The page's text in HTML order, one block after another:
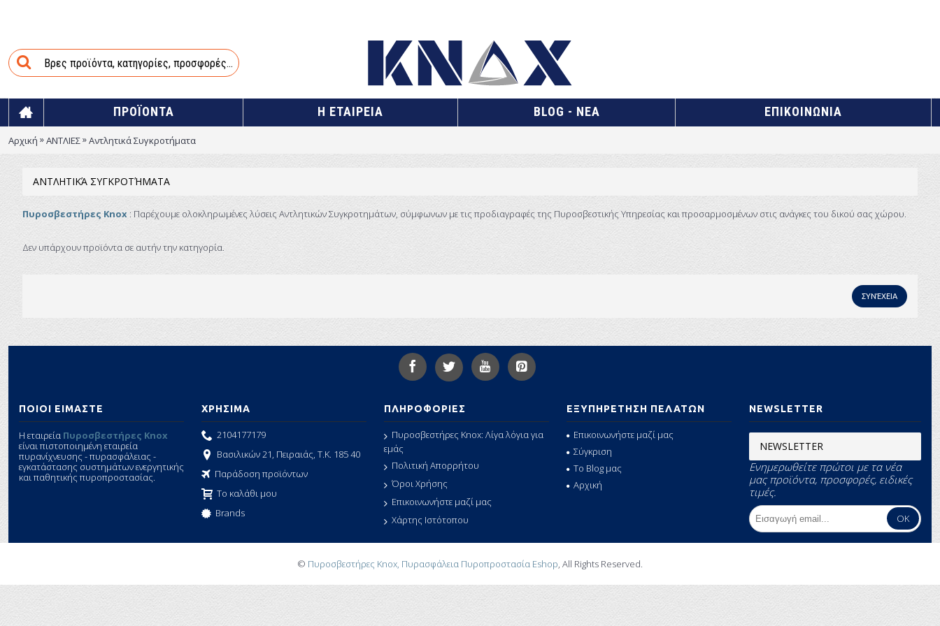
ΠΡΟΪΟΝΤΑ Η ΕΤΑΙΡΕΙΑ BLOG - ΝΕΑ ΕΠΙΚΟΙΝΩΝΙΑ
Αρχική »ΑΝΤΛΙΕΣ»Αντλητικά Συγκροτήματα
ΑΝΤΛΗΤΙΚΆ ΣΥΓΚΡΟΤΉΜΑΤΑ
Πυροσβεστήρες Knox : Παρέχουμε ολοκληρωμένες λύσεις Αντλητικών Συγκροτημάτων, σύμφωνων με τις προδιαγραφές της Πυροσβεστικής Υπηρεσίας και προσαρμοσμένων στις ανάγκες του δικού σας χώρου.
Δεν υπάρχουν προϊόντα σε αυτήν την κατηγορία.
ΣΥΝΈΧΕΙΑ
ΠΟΙΟΙ ΕΙΜΑΣΤΕ
Η εταιρεία Πυροσβεστήρες Knox
είναι πιστοποιημένη εταιρεία
πυρανίχνευσης - πυρασφάλειας -
εγκατάστασης συστημάτων ενεργητικής
και παθητικής πυροπροστασίας.
ΧΡΗΣΙΜΑ
2104177179
Βασιλικών 21, Πειραιάς, Τ.Κ. 185 40
Παράδοση προϊόντων
Το καλάθι μου
Brands
ΠΛΗΡΟΦΟΡΙΕΣ
Πυροσβεστήρες Knox: Λίγα λόγια για
εμάς
Πολιτική Απορρήτου
Όροι Χρήσης
Επικοινωνήστε μαζί μας
Χάρτης Ιστότοπου
ΕΞΥΠΗΡΕΤΗΣΗ ΠΕΛΑΤΩΝ
Επικοινωνήστε μαζί μας
Σύγκριση
Το Blog μας
Αρχική
NEWSLETTER
NEWSLETTER
Ενημερωθείτε πρώτοι με τα νέα
μας προϊόντα, προσφορές, ειδικές
τιμές.
OK
© Πυροσβεστήρες Knox, Πυρασφάλεια Πυροπροστασία Eshop, All Rights Reserved.